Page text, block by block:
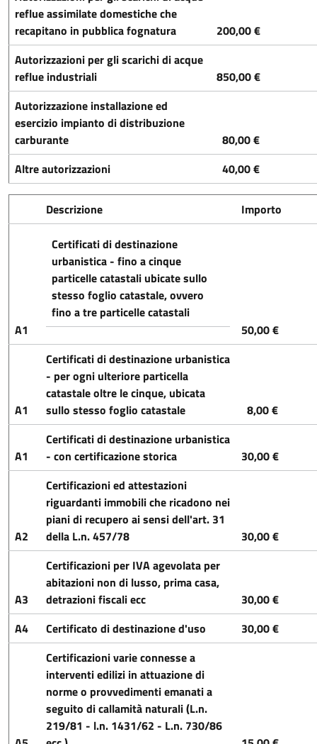
reflue assimilate domestiche che
recapitano in pubblica fognatura
200,00 €
Autorizzazioni per gli scarichi di acque
reflue industriali
850,00 €
Autorizzazione installazione ed
esercizio impianto di distribuzione
carburante
80,00 €
Altre autorizzazioni
40,00 €
Descrizione Importo
A1
Certificati di destinazione
urbanistica - fino a cinque
particelle catastali ubicate sullo
stesso foglio catastale, ovvero
fino a tre particelle catastali
50,00 €
A1
Certificati di destinazione urbanistica
- per ogni ulteriore particella
catastale oltre le cinque, ubicata
sullo stesso foglio catastale
8,00 €
A1
Certificati di destinazione urbanistica
- con certificazione storica
30,00 €
A2
Certificazioni ed attestazioni
riguardanti immobili che ricadono nei
piani di recupero ai sensi dell'art. 31
della L.n. 457/78
30,00 €
A3
Certificazioni per IVA agevolata per
abitazioni non di lusso, prima casa,
detrazioni fiscali ecc
30,00 €
A4
Certificato di destinazione d'uso 30,00 €
Certificazioni varie connesse a
interventi edilizi in attuazione di
norme o provvedimenti emanati a
seguito di callamità naturali (L.n.
219/81 - l.n. 1431/62 - L.n. 730/86